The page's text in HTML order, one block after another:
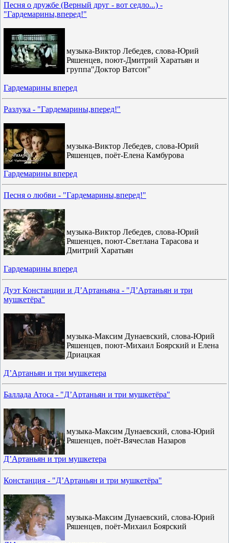
Песня о дружбе (Верный друг - вот седло...) -
"Гардемарины,вперед!"
музыка-Виктор Лебедев, слова-Юрий
Ряшенцев, поют-Дмитрий Харатьян и
группа"Доктор Ватсон"
Гардемарины вперед
Разлука - "Гардемарины,вперед!"
музыка-Виктор Лебедев, слова-Юрий
Ряшенцев, поёт-Елена Камбурова
Гардемарины вперед
Песня о любви - "Гардемарины,вперед!"
музыка-Виктор Лебедев, слова-Юрий
Ряшенцев, поют-Светлана Тарасова и
Дмитрий Харатьян
Гардемарины вперед
Дуэт Констанции и Д’Артаньяна - "Д’Артаньян и три
мушкетёра"
музыка-Максим Дунаевский, слова-Юрий
Ряшенцев, поют-Михаил Боярский и Елена
Дриацкая
Д’Артаньян и три мушкетера
Баллада Атоса - "Д’Артаньян и три мушкетёра"
музыка-Максим Дунаевский, слова-Юрий
Ряшенцев, поёт-Вячеслав Назаров
Д’Артаньян и три мушкетера
Констанция - "Д’Артаньян и три мушкетёра"
музыка-Максим Дунаевский, слова-Юрий
Ряшенцев, поёт-Михаил Боярский